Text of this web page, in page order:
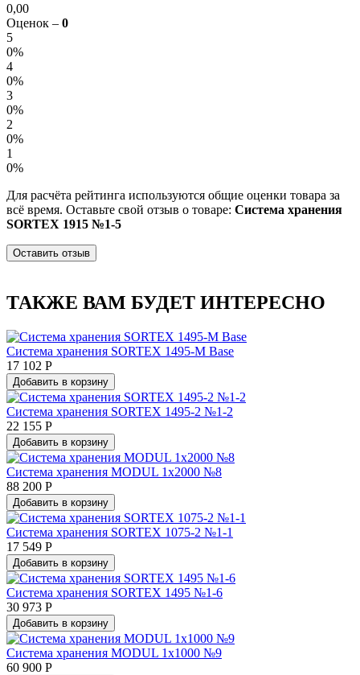
0,00
Оценок – 0
5
0%
4
0%
3
0%
2
0%
1
0%
Для расчёта рейтинга используются общие оценки товара за
всё время. Оставьте свой отзыв о товаре: Система хранения
SORTEX 1915 №1-5
Оставить отзыв
ТАКЖЕ ВАМ БУДЕТ ИНТЕРЕСНО
Система хранения SORTEX 1495-M Base
17 102 Р
Добавить в корзину
Система хранения SORTEX 1495-2 №1-2
22 155 Р
Добавить в корзину
Система хранения MODUL 1х2000 №8
88 200 Р
Добавить в корзину
Система хранения SORTEX 1075-2 №1-1
17 549 Р
Добавить в корзину
Система хранения SORTEX 1495 №1-6
30 973 Р
Добавить в корзину
Система хранения MODUL 1х1000 №9
60 900 Р